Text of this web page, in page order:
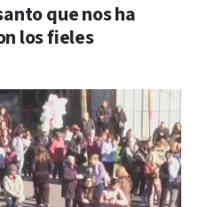
que nos ha
los fieles